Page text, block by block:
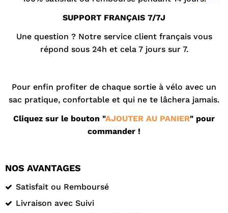
SUPPORT FRANÇAIS 7/7J
Une question ? Notre service client français vous
répond sous 24h et cela 7 jours sur 7.
Pour enfin profiter de chaque sortie à vélo avec un
sac pratique, confortable et qui ne te lâchera jamais.
Cliquez sur le bouton "AJOUTER AU PANIER" pour
commander !
NOS AVANTAGES
Satisfait ou Remboursé
Livraison avec Suivi